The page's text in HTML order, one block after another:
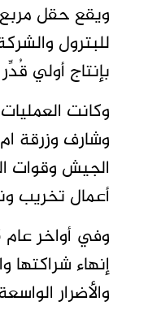
بإنتاج أولي قُدِّر بنحو 5 آلاف
الجيش وقوات
أعمال تخريب
إنهاء شراكتها
والأضرار